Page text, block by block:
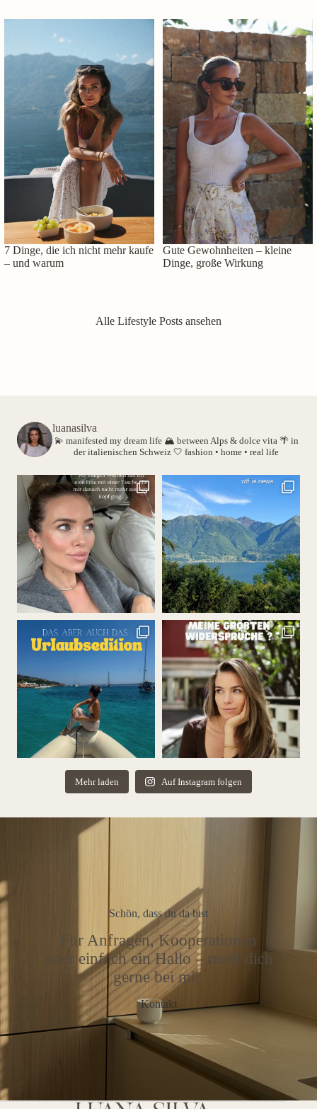
7 Dinge, die ich nicht mehr kaufe
– und warum
Gute Gewohnheiten – kleine
Dinge, große Wirkung
Alle Lifestyle Posts ansehen
luanasilva
💫 manifested my dream life 🏔️ between Alps & dolce vita 🌴 in
der italienischen Schweiz 🤍 fashion • home • real life
Mehr laden Auf Instagram folgen
Schön, dass du da bist
Für Anfragen, Kooperationen
oder einfach ein Hallo – meld dich
gerne bei mir.
Kontakt